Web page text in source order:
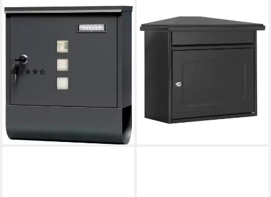
WOLTU
Wandbriefkasten (1-St),
Postkasten mit 2 Schlüsseln,
abschließbar, Sichtfenster
(27)
17,99 €
lieferbar - in 3-4 Werktagen bei dir
PROFIRST
Wandbriefkasten Profirst Mail
PM 320 schwarzgrau
lieferbar - in 2-3 Werktagen bei dir